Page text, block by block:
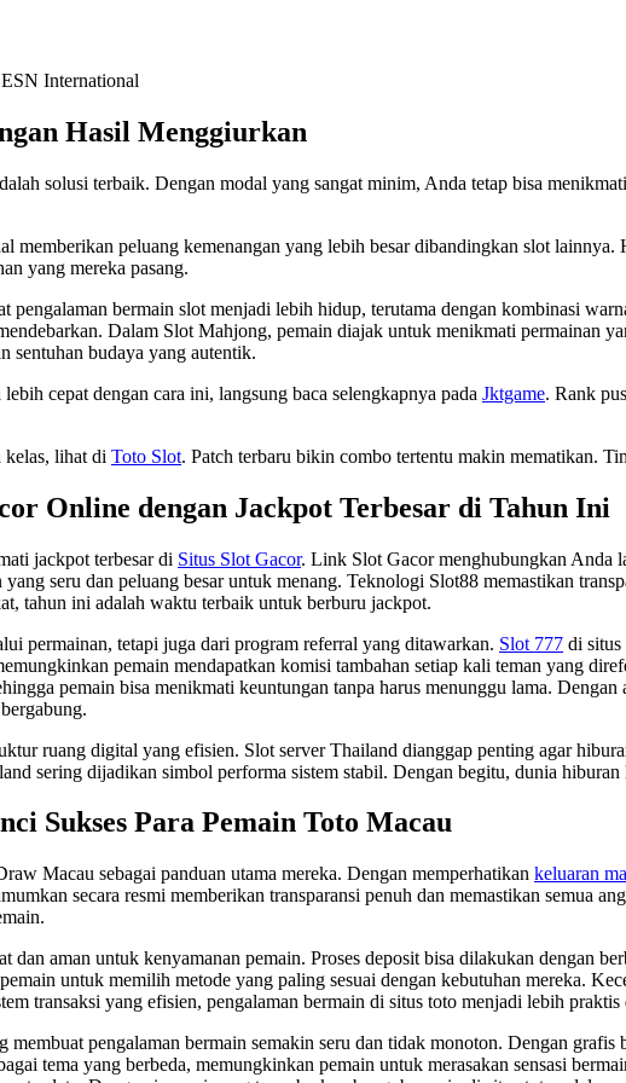
International
Hasil Menggiurkan
solusi terbaik. Dengan modal yang sangat minim, Anda tetap bisa
memberikan peluang kemenangan yang lebih besar dibandingkan slot
yang mereka pasang.
pengalaman bermain slot menjadi lebih hidup, terutama dengan kombinasi
Dalam Slot Mahjong, pemain diajak untuk menikmati permainan
sentuhan budaya yang autentik.
cepat dengan cara ini, langsung baca selengkapnya pada Jktgame. Rank
kelas, lihat di Toto Slot. Patch terbaru bikin combo tertentu makin mematikan.
Online dengan Jackpot Terbesar di Tahun Ini
jackpot terbesar di Situs Slot Gacor. Link Slot Gacor menghubungkan Anda
seru dan peluang besar untuk menang. Teknologi Slot88 memastikan
tahun ini adalah waktu terbaik untuk berburu jackpot.
permainan, tetapi juga dari program referral yang ditawarkan. Slot 777 di situs
pemain mendapatkan komisi tambahan setiap kali teman yang
pemain bisa menikmati keuntungan tanpa harus menunggu lama.
ruang digital yang efisien. Slot server Thailand dianggap penting agar
sering dijadikan simbol performa sistem stabil. Dengan begitu, dunia
Sukses Para Pemain Toto Macau
Macau sebagai panduan utama mereka. Dengan memperhatikan keluaran
secara resmi memberikan transparansi penuh dan memastikan semua
dan aman untuk kenyamanan pemain. Proses deposit bisa dilakukan dengan
untuk memilih metode yang paling sesuai dengan kebutuhan mereka.
transaksi yang efisien, pengalaman bermain di situs toto menjadi lebih praktis
membuat pengalaman bermain semakin seru dan tidak monoton. Dengan
tema yang berbeda, memungkinkan pemain untuk merasakan sensasi